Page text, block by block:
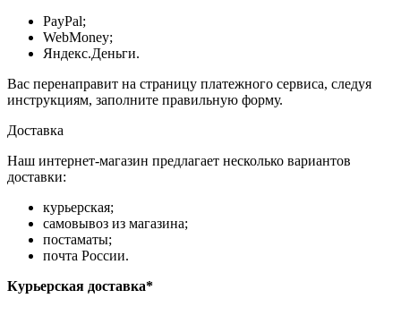
PayPal;
WebMoney;
Яндекс.Деньги.
Вас перенаправит на страницу платежного сервиса, следуя
инструкциям, заполните правильную форму.
Доставка
Наш интернет-магазин предлагает несколько вариантов
доставки:
курьерская;
самовывоз из магазина;
постаматы;
почта России.
Курьерская доставка*